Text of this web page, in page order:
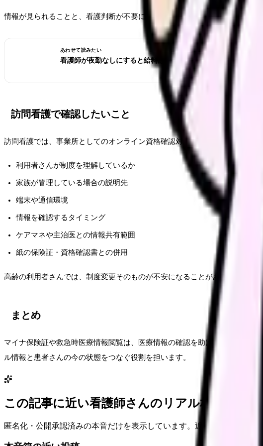
情報が見られることと、看護判断が不要になることは別です。患者さんの
あわせて読みたい
看護師が夜勤なしにすると給料は下がる？日勤求人を見る前の収
訪問看護で確認したいこと
訪問看護では、事業所としてのオンライン資格確認対応に加え、利用者宅で
利用者さんが制度を理解しているか
家族が管理している場合の説明先
端末や通信環境
情報を確認するタイミング
ケアマネや主治医との情報共有範囲
紙の保険証・資格確認書との併用
高齢の利用者さんでは、制度変更そのものが不安になることがあります。
まとめ
マイナ保険証や救急時医療情報閲覧は、医療情報の確認を助ける仕組みで
ル情報と患者さんの今の状態をつなぐ役割を担います。
この記事に近い看護師さんのリアル相談
匿名化・公開承認済みの本音だけを表示しています。近い悩みに共感し